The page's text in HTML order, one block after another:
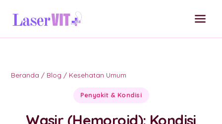
Beranda / Blog / Kesehatan Umum
Penyakit & Kondisi
Wasir (Hemoroid): Kondisi